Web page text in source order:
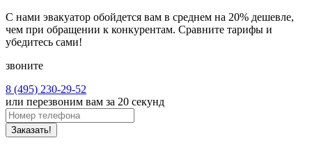
С нами эвакуатор обойдется вам в среднем на 20% дешевле,
чем при обращении к конкурентам. Сравните тарифы и
убедитесь сами!
звоните
8 (495) 230-29-52
или перезвоним вам за 20 секунд
Заказать!